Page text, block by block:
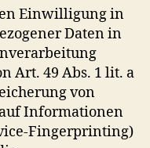
Einwilligung in
Daten in
Art. 49 Abs. 1 lit. a
von
Informationen
Fingerprinting)